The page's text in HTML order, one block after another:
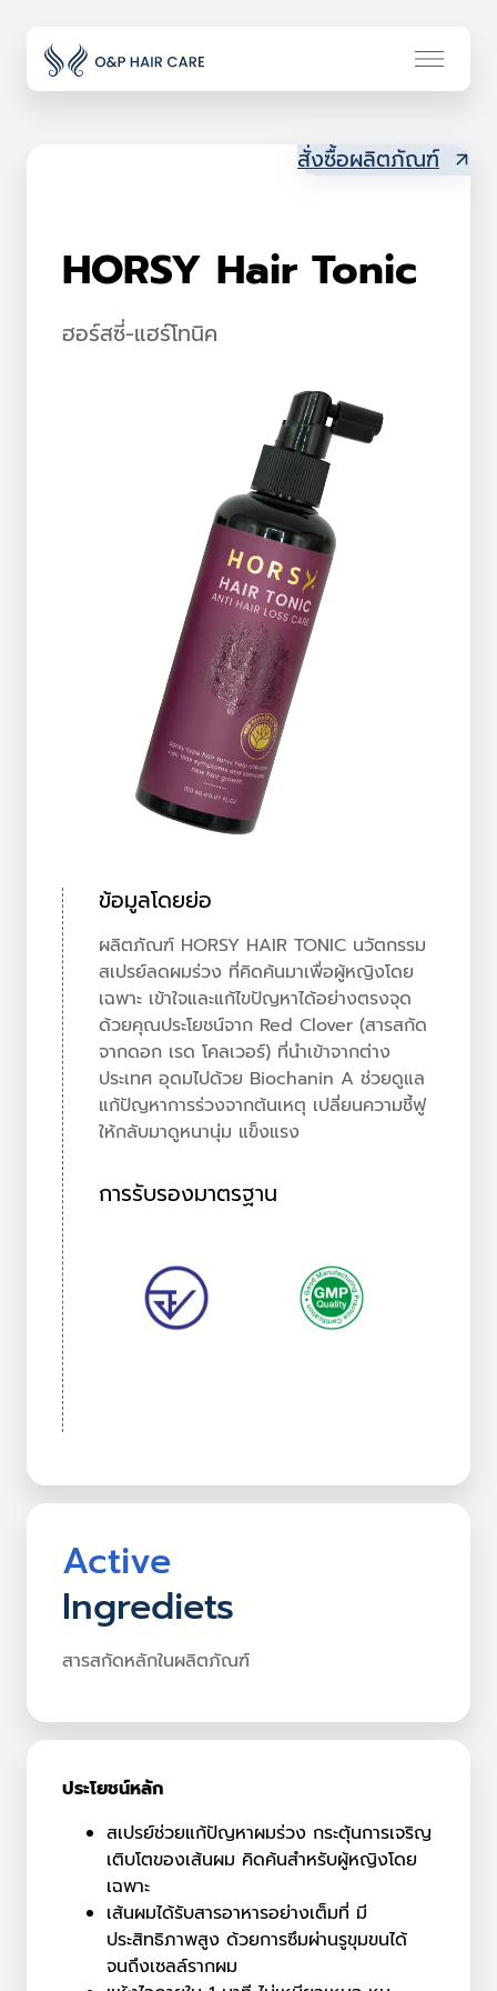
สั่งซื้อผลิตภัณฑ์
HORSY Hair Tonic
ฮอร์สซี่-แฮร์โทนิค
ข้อมูลโดยย่อ
ผลิตภัณฑ์ HORSY HAIR TONIC นวัตกรรม
สเปรย์ลดผมร่วง ที่คิดค้นมาเพื่อผู้หญิงโดย
เฉพาะ เข้าใจและแก้ไขปัญหาได้อย่างตรงจุด
ด้วยคุณประโยชน์จาก Red Clover (สารสกัด
จากดอก เรด โคลเวอร์) ที่นำเข้าจากต่าง
ประเทศ อุดมไปด้วย Biochanin A ช่วยดูแล
แก้ปัญหาการร่วงจากต้นเหตุ เปลี่ยนความชี้ฟู
ให้กลับมาดูหนานุ่ม แข็งแรง
การรับรองมาตรฐาน
Active
Ingrediets
สารสกัดหลักในผลิตภัณฑ์
ประโยชน์หลัก
สเปรย์ช่วยแก้ปัญหาผมร่วง กระตุ้นการเจริญ
เติบโตของเส้นผม คิดค้นสำหรับผู้หญิงโดย
เฉพาะ
เส้นผมได้รับสารอาหารอย่างเต็มที่ มี
ประสิทธิภาพสูง ด้วยการซึมผ่านรูขุมขนได้
จนถึงเซลล์รากผม